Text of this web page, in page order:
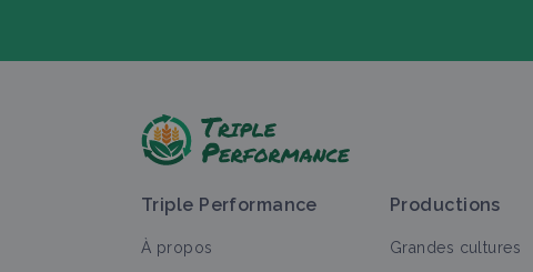
Triple Performance
À propos
Productions
Grandes cultures